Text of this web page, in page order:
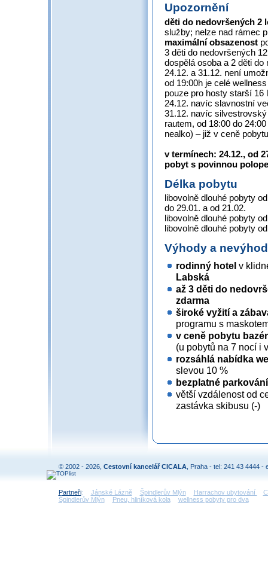
Upozornění
děti do nedovršených 2
služby; nelze nad rámec
maximální obsazenost
3 děti do nedovršených
dospělá osoba a 2 děti
24.12. a 31.12. není
od 19:00h je celé
pouze pro hosty starší 16
24.12. navíc slavnostní
31.12. navíc
rautem, od 18:00 do
nealko) – již v ceně pobytu
v termínech: 24.12., od
pobyt s povinnou
Délka pobytu
libovolně dlouhé pobyty
do 29.01. a od 21.02.
libovolně dlouhé pobyty
libovolně dlouhé pobyty
Výhody a
rodinný hotel v
Labská
až 3 děti do
zdarma
široké vyžití a
programu s
v ceně pobytu
(u pobytů na 7 nocí i
rozsáhlá nabídka
slevou 10 %
bezplatné parkování
větší vzdálenost od
zastávka skibusu (-)
© 2002 - 2026, Cestovní kancelář CICALA , Praha - tel: 241 43 4444 -
Partneři: Jánské Lázně Špindlerův Mlýn Harrachov ubytování
Špindlerův Mlýn
Pneu, hliníková kola wellness pobyty pro dva